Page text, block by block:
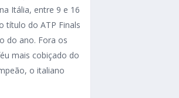
Itália, entre 9 e 16
título do ATP Finals
do ano. Fora os
mais cobiçado do
o italiano